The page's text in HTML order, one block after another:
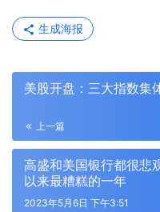
生成海报
美股开盘：三大指数集
上一篇
高盛和美国银行都很悲
以来最糟糕的一年
2023年5月6日 下午3:51